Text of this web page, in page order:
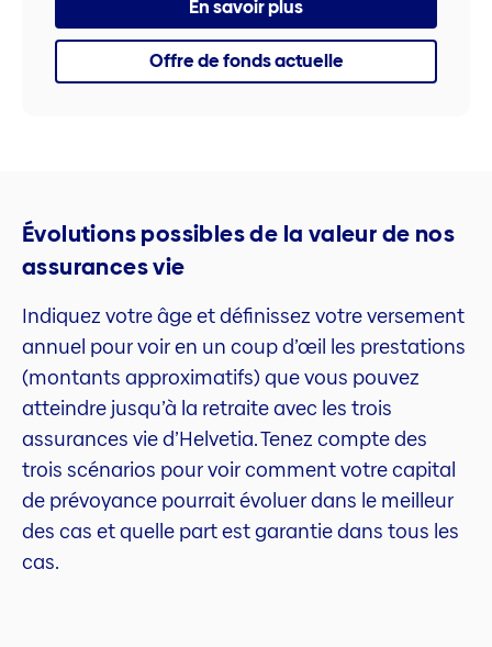
En savoir plus
Offre de fonds actuelle
Évolutions possibles de la valeur de nos
assurances vie
Indiquez votre âge et définissez votre versement
annuel pour voir en un coup d’œil les prestations
(montants approximatifs) que vous pouvez
atteindre jusqu’à la retraite avec les trois
assurances vie d’Helvetia. Tenez compte des
trois scénarios pour voir comment votre capital
de prévoyance pourrait évoluer dans le meilleur
des cas et quelle part est garantie dans tous les
cas.